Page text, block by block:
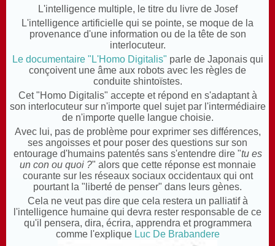
L'intelligence multiple, le titre du livre de Josef
L'intelligence artificielle qui se pointe, se moque de la
provenance d'une information ou de la tête de son
interlocuteur.
Le documentaire "L'Homo Digitalis" parle de Japonais qui
conçoivent une âme aux robots avec les règles de
conduite shintoïstes.
Cet "Homo Digitalis" accepte et répond en s'adaptant à
son interlocuteur sur n'importe quel sujet par l'intermédiaire
de n'importe quelle langue choisie.
Avec lui, pas de problème pour exprimer ses différences,
ses angoisses et pour poser des questions sur son
entourage d'humains patentés sans s'entendre dire "tu es
un con ou quoi ?" alors que cette réponse est monnaie
courante sur les réseaux sociaux occidentaux qui ont
pourtant la "liberté de penser" dans leurs gènes.
Cela ne veut pas dire que cela restera un palliatif à
l'intelligence humaine qui devra rester responsable de ce
qu'il pensera, dira, écrira, apprendra et programmera
comme l'explique Luc De Brabandere